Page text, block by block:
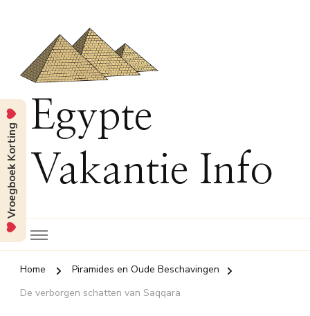
Egypte
Vakantie Info
Home
Piramides en Oude Beschavingen
De verborgen schatten van Saqqara
Vroegboek Korting